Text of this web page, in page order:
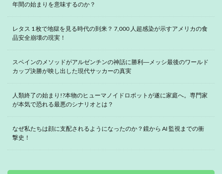
年間の始まりを意味するのか？
レタス 1 枚で地獄を見る時代の到来？ 7,000 人超感染が示すアメリカの食
品安全崩壊の現実！
スペインのメソッドがアルゼンチンの神話に勝利―メッシ最後のワールド
カップ決勝が映し出した現代サッカーの真実
人類終了の始まり!?本物のヒューマノイドロボットが遂に家庭へ。専門家
が本気で恐れる最悪のシナリオとは？
なぜ私たちは顔に支配されるようになったのか？鏡から AI 監視までの衝
撃史！